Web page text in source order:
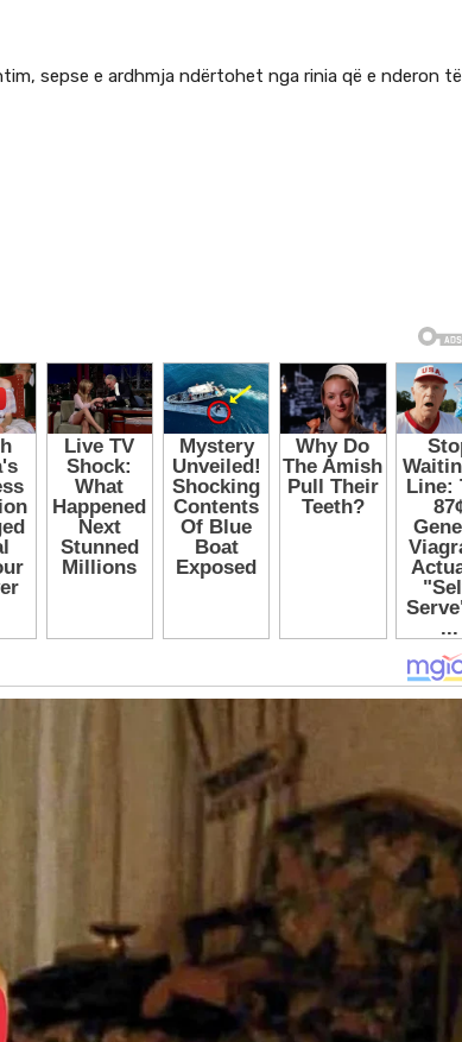
sepse e ardhmja ndërtohet nga rinia që e nderon të